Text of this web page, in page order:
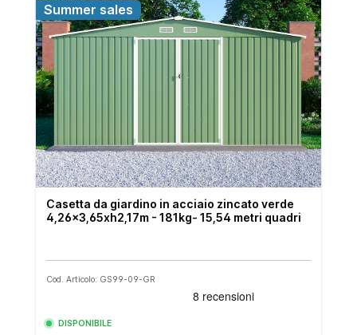
Summer sales
Casetta da giardino in acciaio zincato verde
4,26x3,65xh2,17m - 181kg- 15,54 metri quadri
Cod. Articolo: GS99-09-GR
DISPONIBILE